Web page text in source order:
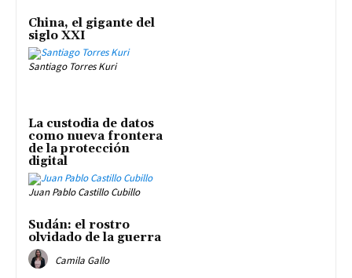
China, el gigante del
siglo XXI
Santiago Torres Kuri
La custodia de datos
como nueva frontera
de la protección
digital
Juan Pablo Castillo Cubillo
Sudán: el rostro
olvidado de la guerra
Camila Gallo